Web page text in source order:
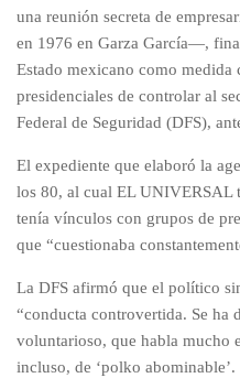
una reunión secreta de
en 1976 en Garza García—,
Estado mexicano como medida
presidenciales de controlar al
Federal de Seguridad (DFS),
El expediente que elaboró la
los 80, al cual EL UNIVERSAL
tenía vínculos con grupos de
que “cuestionaba
La DFS afirmó que el político
“conducta controvertida. Se ha
voluntarioso, que habla mucho
incluso, de ‘polko